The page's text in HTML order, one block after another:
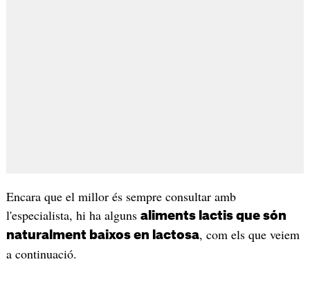
Encara que el millor és sempre consultar amb
l'especialista, hi ha alguns aliments lactis que són
naturalment baixos en lactosa, com els que veiem
a continuació.